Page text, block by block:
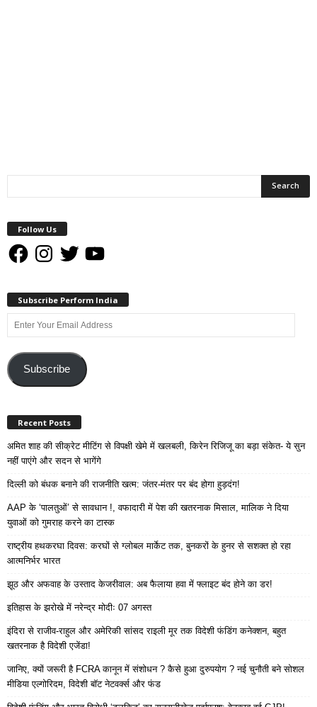
Follow Us
FacebookInstagram
Twitter YouTube
Subscribe Perform India
Enter
Your
Email
AddressSubscribe
Recent Posts
अमित शाह की सीक्रेट मीटिंग से विपक्षी खेमे में खलबली, किरेन रिजिजू का बड़ा संकेत- ये सुन
नहीं पाएंगे और सदन से भागेंगे
दिल्ली को बंधक बनाने की राजनीति खत्म: जंतर-मंतर पर बंद होगा हुड़दंग!
AAP के ‘पालतुओं’ से सावधान !, वफादारी में पेश की खतरनाक मिसाल, मालिक ने दिया
युवाओं को गुमराह करने का टास्क
राष्ट्रीय हथकरघा दिवस: करघों से ग्लोबल मार्केट तक, बुनकरों के हुनर से सशक्त हो रहा
आत्मनिर्भर भारत
झूठ और अफवाह के उस्ताद केजरीवाल: अब फैलाया हवा में फ्लाइट बंद होने का डर!
इतिहास के झरोखे में नरेन्द्र मोदीः 07 अगस्त
इंदिरा से राजीव-राहुल और अमेरिकी सांसद राइली मूर तक विदेशी फंडिंग कनेक्शन, बहुत
खतरनाक है विदेशी एजेंडा!
जानिए, क्यों जरूरी है FCRA कानून में संशोधन ? कैसे हुआ दुरुपयोग ? नई चुनौती बने सोशल
मीडिया एल्गोरिदम, विदेशी बॉट नेटवर्क्स और फंड